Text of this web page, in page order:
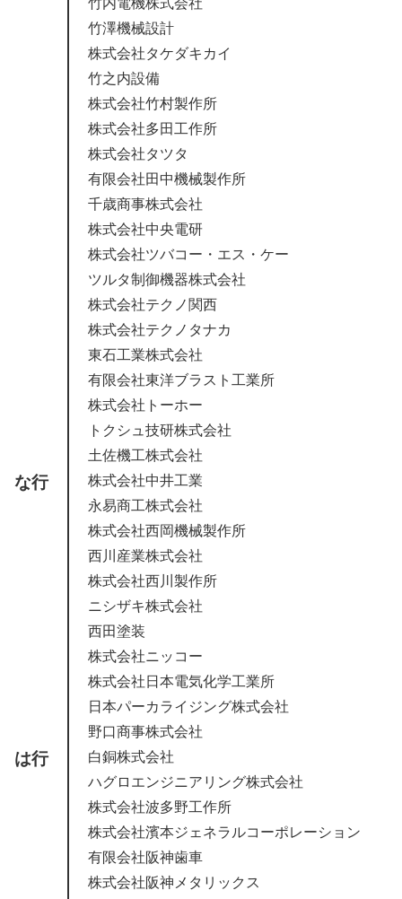
竹内電機株式会社
竹澤機械設計
株式会社タケダキカイ
竹之内設備
株式会社竹村製作所
株式会社多田工作所
株式会社タツタ
有限会社田中機械製作所
千歳商事株式会社
株式会社中央電研
株式会社ツバコー・エス・ケー
ツルタ制御機器株式会社
株式会社テクノ関西
株式会社テクノタナカ
東石工業株式会社
有限会社東洋ブラスト工業所
株式会社トーホー
トクシュ技研株式会社
土佐機工株式会社
な行
株式会社中井工業
永易商工株式会社
株式会社西岡機械製作所
西川産業株式会社
株式会社西川製作所
ニシザキ株式会社
西田塗装
株式会社ニッコー
株式会社日本電気化学工業所
日本パーカライジング株式会社
野口商事株式会社
は行
白銅株式会社
ハグロエンジニアリング株式会社
株式会社波多野工作所
株式会社濱本ジェネラルコーポレーション
有限会社阪神歯車
株式会社阪神メタリックス